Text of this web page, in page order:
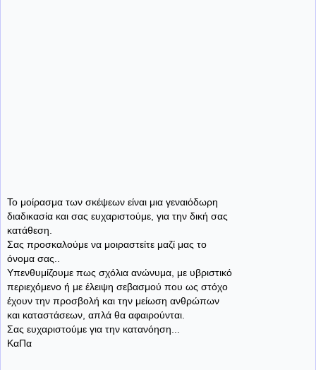
Το μοίρασμα των σκέψεων είναι μια γεναιόδωρη
διαδικασία και σας ευχαριστούμε, για την δική σας
κατάθεση.
Σας προσκαλούμε να μοιραστείτε μαζί μας το
όνομα σας..
Υπενθυμίζουμε πως σχόλια ανώνυμα, με υβριστικό
περιεχόμενο ή με έλειψη σεβασμού που ως στόχο
έχουν την προσβολή και την μείωση ανθρώπων
και καταστάσεων, απλά θα αφαιρούνται.
Σας ευχαριστούμε για την κατανόηση...
ΚαΠα